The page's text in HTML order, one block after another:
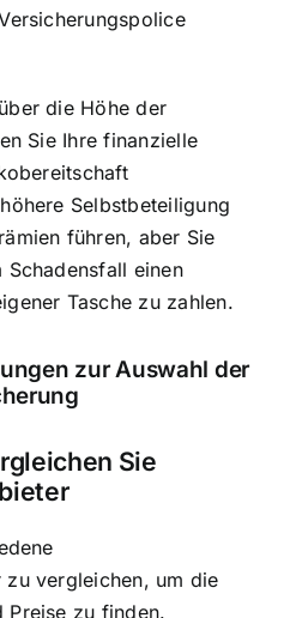
die Höhe der
Sie Ihre finanzielle
Selbstbeteiligung
führen, aber Sie
Schadensfall einen
Tasche zu zahlen.
zur Auswahl der
Sie
zu vergleichen, um die
Preise zu finden.